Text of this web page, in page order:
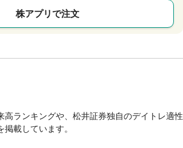
株アプリで注文
高ランキングや、松井証券独自のデイトレ適性
載しています。